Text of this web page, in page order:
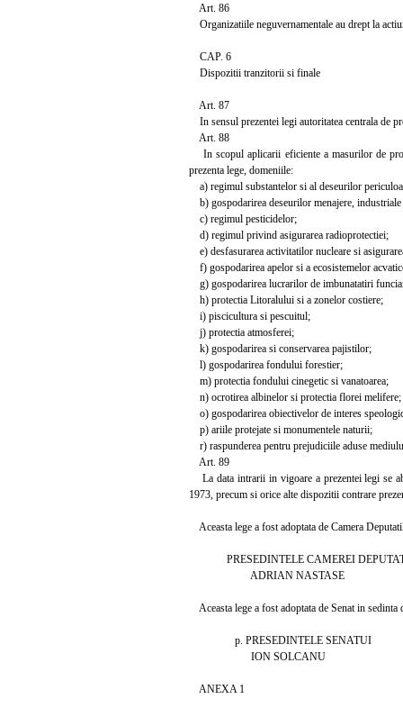
Art. 86
Organizatiile neguvernamentale au drept la
CAP. 6
Dispozitii tranzitorii si finale
Art. 87
In sensul prezentei legi autoritatea centrala de
Art. 88
In scopul aplicarii eficiente a masurilor de
prezenta lege, domeniile:
a) regimul substantelor si al deseurilor
b) gospodarirea deseurilor menajere,
c) regimul pesticidelor;
d) regimul privind asigurarea radioprotectiei;
e) desfasurarea activitatilor nucleare si
f) gospodarirea apelor si a ecosistemelor
g) gospodarirea lucrarilor de imbunatatiri
h) protectia Litoralului si a zonelor costiere;
i) piscicultura si pescuitul;
j) protectia atmosferei;
k) gospodarirea si conservarea pajistilor;
l) gospodarirea fondului forestier;
m) protectia fondului cinegetic si vanatoarea;
n) ocrotirea albinelor si protectia florei melifere;
o) gospodarirea obiectivelor de interes
p) ariile protejate si monumentele naturii;
r) raspunderea pentru prejudiciile aduse
Art. 89
La data intrarii in vigoare a prezentei legi se
1973, precum si orice alte dispozitii contrare
Aceasta lege a fost adoptata de Camera
PRESEDINTELE CAMEREI
ADRIAN NASTASE
Aceasta lege a fost adoptata de Senat in
p. PRESEDINTELE SENATUI
ION SOLCANU
ANEXA 1